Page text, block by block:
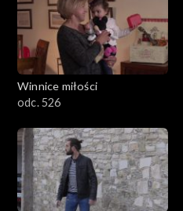
Winnice miłości
odc. 526